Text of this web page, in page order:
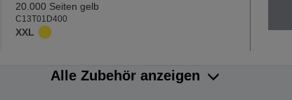
20.000 Seiten gelb
C13T01D400
XXL
Alle Zubehör anzeigen